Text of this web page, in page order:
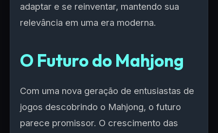
adaptar e se reinventar, mantendo sua
relevância em uma era moderna.
O Futuro do Mahjong
Com uma nova geração de entusiastas de
jogos descobrindo o Mahjong, o futuro
parece promissor. O crescimento das